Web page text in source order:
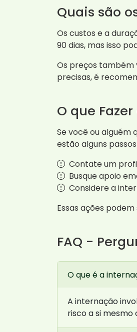
Quais são
Os custos e a
90 dias, mas isso
Os preços também
precisas, é
O que
Se você ou alguém
estão alguns
Contate um
Busque apoio
Considere a
Essas ações
FAQ -
O que é a
A internação
risco a si mesmo